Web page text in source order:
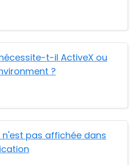
t-il ActiveX ou
?
n'est pas affichée dans